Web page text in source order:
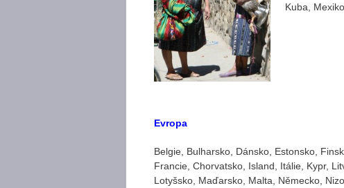
Kuba,
Evropa
Belgie, Bulharsko, Dánsko, Estonsko,
Francie, Chorvatsko, Island, Itálie, Kypr,
Lotyšsko, Maďarsko, Malta, Německo,